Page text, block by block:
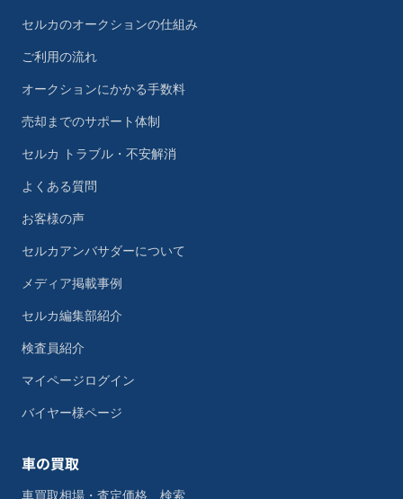
セルカのオークションの仕組み
ご利用の流れ
オークションにかかる手数料
売却までのサポート体制
セルカ トラブル・不安解消
よくある質問
お客様の声
セルカアンバサダーについて
メディア掲載事例
セルカ編集部紹介
検査員紹介
マイページログイン
バイヤー様ページ
車の買取
車買取相場・査定価格 検索